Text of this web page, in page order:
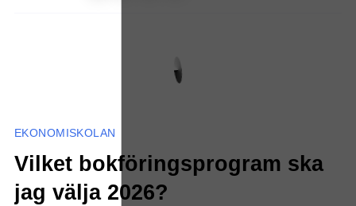
EKONOMISKOLAN
Vilket bokföringsprogram ska
jag välja 2026?